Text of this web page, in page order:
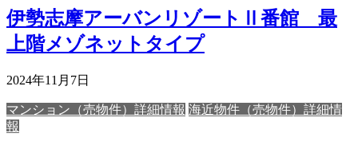
伊勢志摩アーバンリゾートⅡ番館 最
上階メゾネットタイプ
2024年11月7日
マンション（売物件）詳細情報 海近物件（売物件）詳細情
報